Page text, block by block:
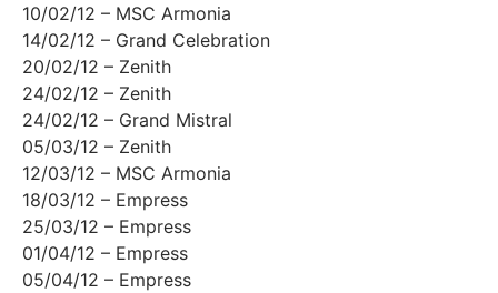
10/02/12 – MSC Armonia
14/02/12 – Grand Celebration
20/02/12 – Zenith
24/02/12 – Zenith
24/02/12 – Grand Mistral
05/03/12 – Zenith
12/03/12 – MSC Armonia
18/03/12 – Empress
25/03/12 – Empress
01/04/12 – Empress
05/04/12 – Empress